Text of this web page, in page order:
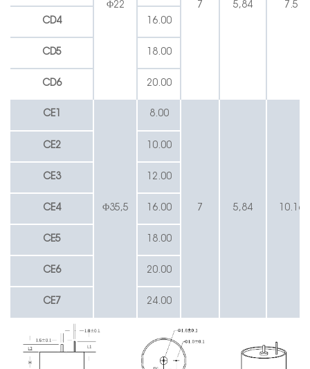
Φ22 7 5,84 7.5
CD4 16.00
CD5 18.00
CD6 20.00
CE1
Φ35,5
8.00
7 5,84 10.16
CE2 10.00
CE3 12.00
CE4 16.00
CE5 18.00
CE6 20.00
CE7 24.00